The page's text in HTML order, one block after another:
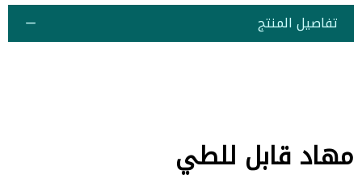
تفاصيل المنتج
مهاد قابل للطي